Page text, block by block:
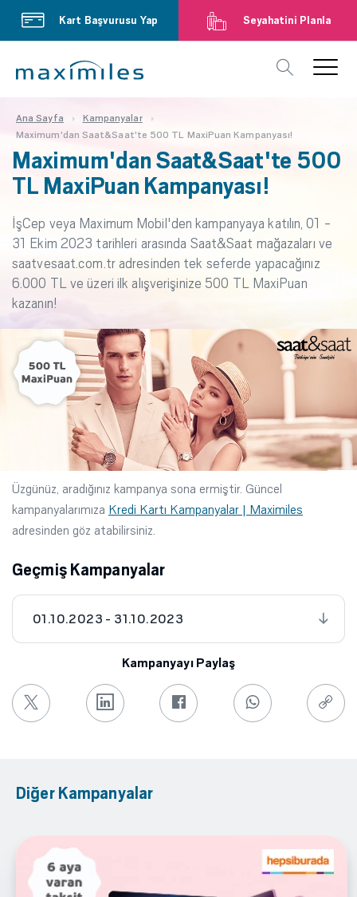
Kart Başvurusu Yap Seyahatini Planla
Ana Sayfa
Kampanyalar
Maximum'dan Saat&Saat'te 500 TL MaxiPuan Kampanyası!
Maximum'dan Saat&Saat'te 500
TL MaxiPuan Kampanyası!
İşCep veya Maximum Mobil'den kampanyaya katılın, 01 -
31 Ekim 2023 tarihleri arasında Saat&Saat mağazaları ve
saatvesaat.com.tr adresinden tek seferde yapacağınız
6.000 TL ve üzeri ilk alışverişinize 500 TL MaxiPuan
kazanın!
Üzgünüz, aradığınız kampanya sona ermiştir. Güncel
kampanyalarımıza Kredi Kartı Kampanyalar | Maximiles
adresinden göz atabilirsiniz.
Geçmiş Kampanyalar
01.10.2023 - 31.10.2023
Kampanyayı Paylaş
Diğer Kampanyalar